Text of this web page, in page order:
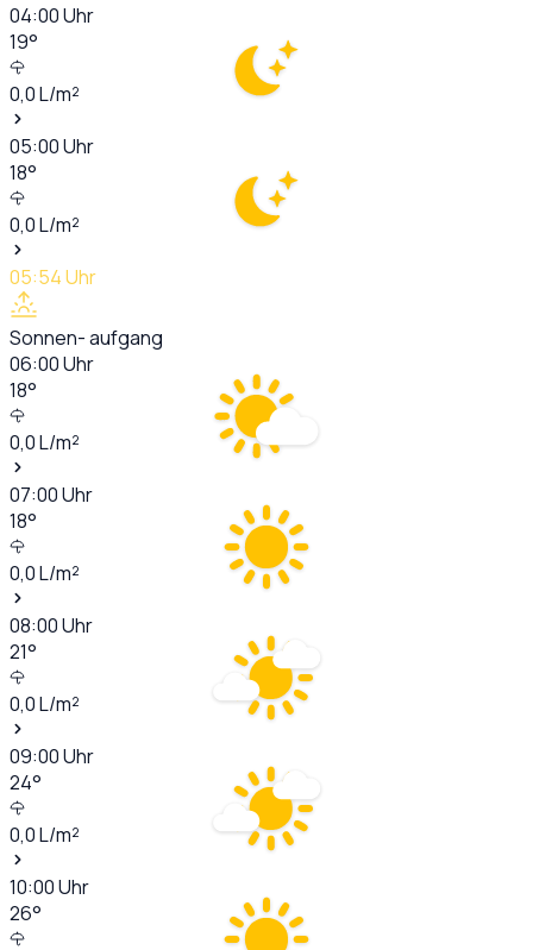
04:00Uhr
19°
0,0L/m²
05:00Uhr
18°
0,0L/m²
05:54Uhr
Sonnen- aufgang
06:00Uhr
18°
0,0L/m²
07:00Uhr
18°
0,0L/m²
08:00Uhr
21°
0,0L/m²
09:00Uhr
24°
0,0L/m²
10:00Uhr
26°